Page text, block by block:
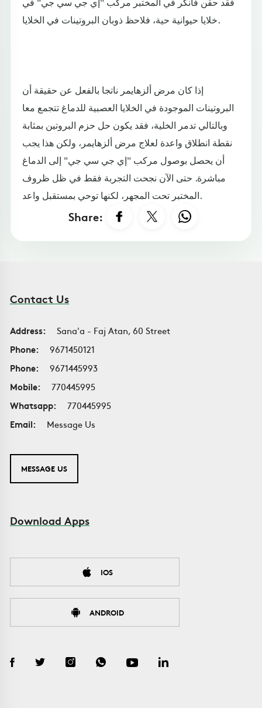
خلايا حيوانية حية، فلاحظ ذوبان البروتينات في الخلايا.
إذا كان مرض ألزهايمر ناتجا بالفعل عن حقيقة أن
البروتينات الموجودة في الخلايا العصبية للدماغ تتجمع معا
وبالتالي تدمر الخلية، فقد يكون حل حزم البروتين بمثابة
نقطة انطلاق واعدة لعلاج مرض ألزهايمر، ولكن هذا يجب
أن يحصل بوصول مركب "إي جي سي جي" إلى الدماغ
مباشرة. حتى الآن نجحت التجربة فقط في ظل ظروف
المختبر تحت المجهر، لكنها توحي بمستقبل واعد.
Share:
Contact Us
Address:
Sana'a - Faj Atan, 60 Street
Phone:
9671450121
Phone:
9671445993
Mobile:
770445995
Whatsapp:
770445995
Email:
Message Us
MESSAGE US
Download Apps
IOS
ANDROID